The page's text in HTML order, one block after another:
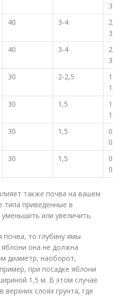
3
40 3-4
3
40 3-4
3
30 2-2,5
30 1,5
30 1,5
30 1,5
также почва на вашем
типа приведенные в
или увеличить.
почва, то глубину ямы
она не должна
диаметр, наоборот,
при посадке яблони
1,5 м. В этом случае
верхних слоях грунта, где